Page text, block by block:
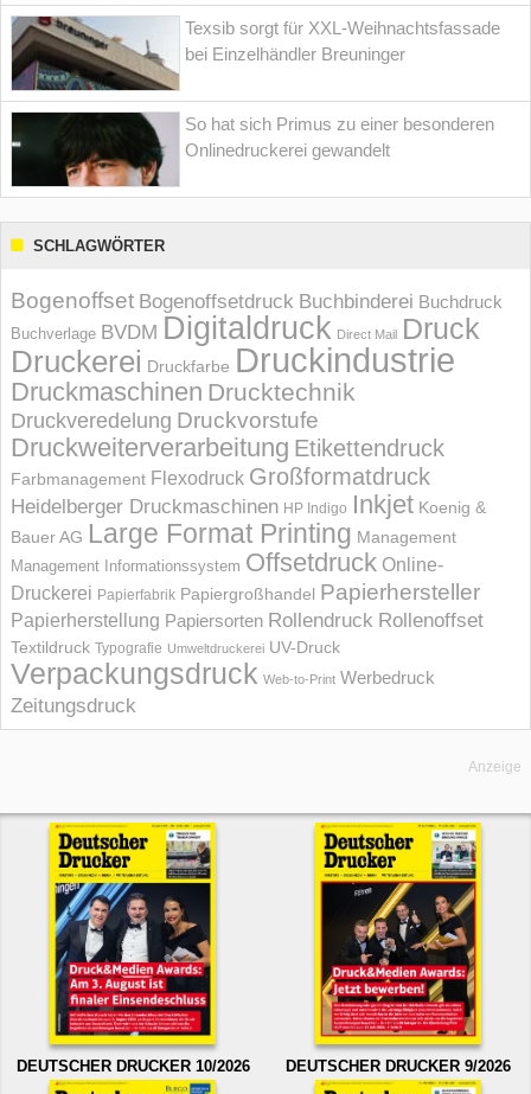
Texsib sorgt für XXL-Weihnachtsfassade
bei Einzelhändler Breuninger
So hat sich Primus zu einer besonderen
Onlinedruckerei gewandelt
SCHLAGWÖRTER
Bogenoffset Bogenoffsetdruck Buchbinderei Buchdruck
Buchverlage BVDM Digitaldruck Direct Mail Druck
Druckerei Druckfarbe Druckindustrie
Druckmaschinen Drucktechnik
Druckveredelung Druckvorstufe
Druckweiterverarbeitung Etikettendruck
Farbmanagement Flexodruck Großformatdruck
Heidelberger Druckmaschinen HP Indigo Inkjet Koenig &
Bauer AG Large Format Printing Management
Management Informations­system Offsetdruck Online-
Druckerei Papierfabrik Papiergroßhandel Papierhersteller
Papierherstellung Papiersorten Rollendruck Rollenoffset
Textildruck Typografie Umweltdruckerei UV-Druck
Verpackungsdruck Web-to-Print Werbedruck
Zeitungsdruck
Anzeige
DEUTSCHER DRUCKER 10/2026 DEUTSCHER DRUCKER 9/2026